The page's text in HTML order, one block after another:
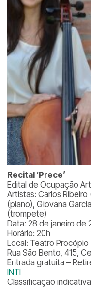
Recital ‘Prece’
Edital de Ocupação
Artistas: Carlos
(piano), Giovana
(trompete)
Data: 28 de janeiro de
Horário: 20h
Local: Teatro Procópio
Rua São Bento, 415,
Entrada gratuita –
INTI
Classificação